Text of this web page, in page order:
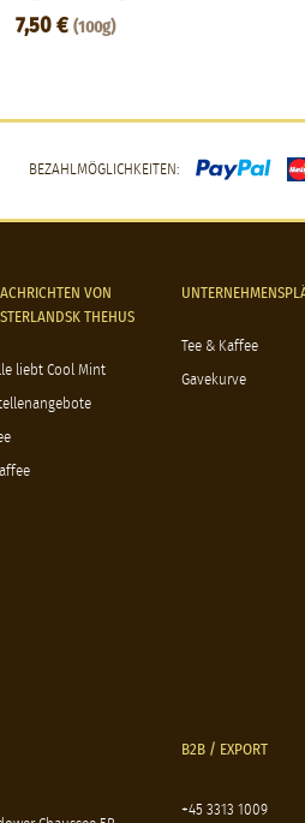
7,50 €(100g)
BEZAHLMÖGLICHKEITEN:
VON
THEHUS
liebt Cool Mint
Tee & Kaffee
Gavekurve
B2B / EXPORT
+45 3313 1009